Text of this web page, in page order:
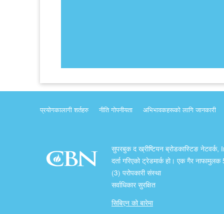
प्रयोगकालागी शर्तहरु नीति गोपनीयता अभिभावकहरूको लागि जानकारी
सुपरबुक द ख्रीष्टियन ब्रोडकास्टिङ नेटवर्क,
दर्ता गरिएको ट्रेडमार्क हो। एक गैर
(3) परोपकारी संस्था
सर्वाधिकार सुरक्षित
सिबिएन को बारेमा